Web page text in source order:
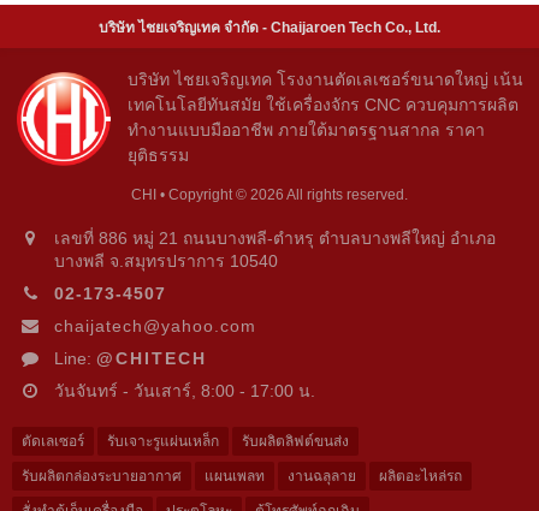
บริษัท ไชยเจริญเทค จำกัด - Chaijaroen Tech Co., Ltd.
บริษัท ไชยเจริญเทค โรงงานตัดเลเซอร์ขนาดใหญ่ เน้น
เทคโนโลยีทันสมัย ใช้เครื่องจักร CNC ควบคุมการผลิต
ทำงานแบบมืออาชีพ ภายใต้มาตรฐานสากล ราคา
ยุติธรรม
CHI • Copyright © 2026 All rights reserved.
เลขที่ 886 หมู่ 21 ถนนบางพลี-ตำหรุ ตำบลบางพลีใหญ่ อำเภอ
บางพลี จ.สมุทรปราการ 10540
02-173-4507
chaijatech@yahoo.com
Line: @CHITECH
วันจันทร์ - วันเสาร์, 8:00 - 17:00 น.
ตัดเลเซอร์ รับเจาะรูแผ่นเหล็ก รับผลิตลิฟต์ขนส่ง
รับผลิตกล่องระบายอากาศ แผนเพลท งานฉลุลาย ผลิตอะไหล่รถ